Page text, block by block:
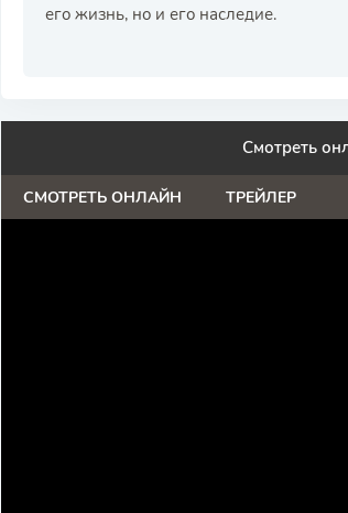
его жизнь, но и его наследие.
Смотреть
СМОТРЕТЬ ОНЛАЙН ТРЕЙЛЕР